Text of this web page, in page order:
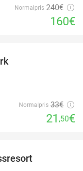
Normalpris 240€
160€
Normalpris 33€
21 ,50€